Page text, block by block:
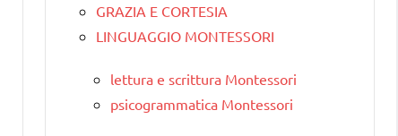
GRAZIA E CORTESIA
LINGUAGGIO MONTESSORI
lettura e scrittura Montessori
psicogrammatica Montessori